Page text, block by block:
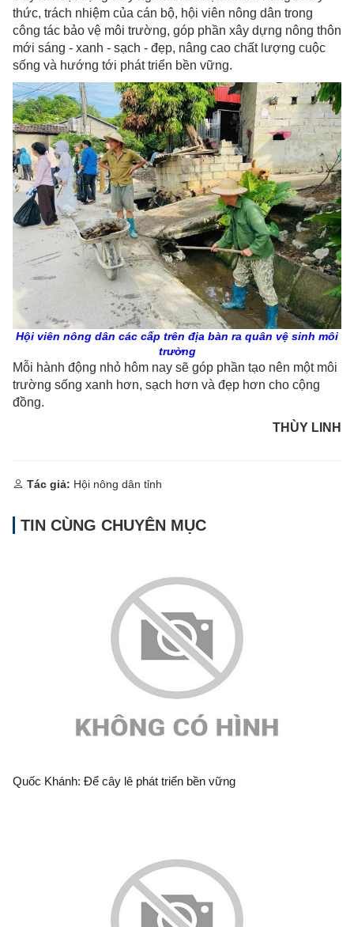
thức, trách nhiệm của cán bộ, hội viên nông dân trong
công tác bảo vệ môi trường, góp phần xây dựng nông thôn
mới sáng - xanh - sạch - đẹp, nâng cao chất lượng cuộc
sống và hướng tới phát triển bền vững.
Hội viên nông dân các cấp trên địa bàn ra quân vệ sinh môi
trường
Mỗi hành động nhỏ hôm nay sẽ góp phần tạo nên một môi
trường sống xanh hơn, sạch hơn và đẹp hơn cho cộng
đồng.
THÙY LINH
Tác giả: Hội nông dân tỉnh
TIN CÙNG CHUYÊN MỤC
Quốc Khánh: Để cây lê phát triển bền vững